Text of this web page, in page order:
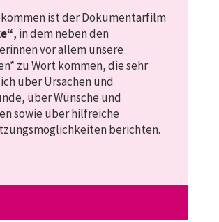
ist der Dokumentarfilm
, in dem neben den
vor allem unsere
zu Wort kommen, die sehr
über Ursachen und
über Wünsche und
sowie über hilfreiche
berichten.